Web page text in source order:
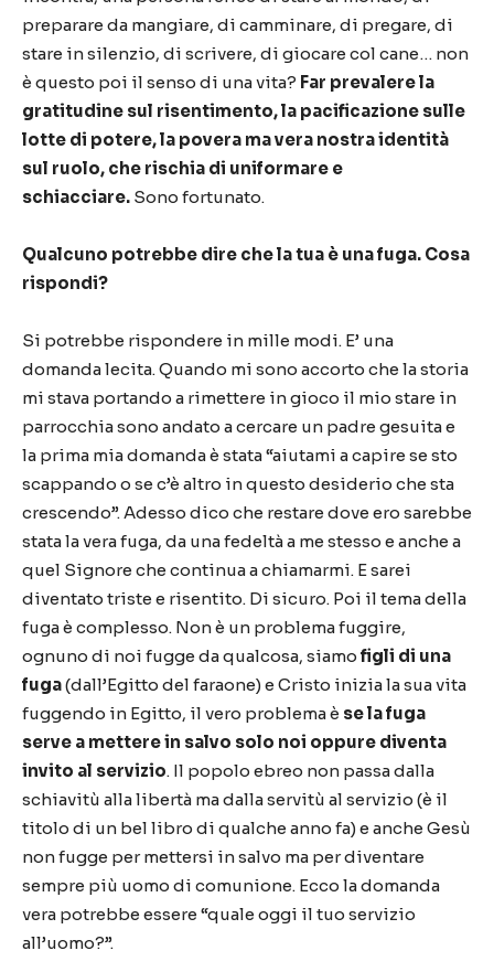
preparare da mangiare, di camminare, di pregare, di
stare in silenzio, di scrivere, di giocare col cane… non
è questo poi il senso di una vita? Far prevalere la
gratitudine sul risentimento, la pacificazione sulle
lotte di potere, la povera ma vera nostra identità
sul ruolo, che rischia di uniformare e
schiacciare. Sono fortunato.
Qualcuno potrebbe dire che la tua è una fuga. Cosa
rispondi?
Si potrebbe rispondere in mille modi. E’ una
domanda lecita. Quando mi sono accorto che la storia
mi stava portando a rimettere in gioco il mio stare in
parrocchia sono andato a cercare un padre gesuita e
la prima mia domanda è stata “aiutami a capire se sto
scappando o se c’è altro in questo desiderio che sta
crescendo”. Adesso dico che restare dove ero sarebbe
stata la vera fuga, da una fedeltà a me stesso e anche a
quel Signore che continua a chiamarmi. E sarei
diventato triste e risentito. Di sicuro. Poi il tema della
fuga è complesso. Non è un problema fuggire,
ognuno di noi fugge da qualcosa, siamo figli di una
fuga(dall’Egitto del faraone) e Cristo inizia la sua vita
fuggendo in Egitto, il vero problema è se la fuga
serve a mettere in salvo solo noi oppure diventa
invito al servizio. Il popolo ebreo non passa dalla
schiavitù alla libertà ma dalla servitù al servizio (è il
titolo di un bel libro di qualche anno fa) e anche Gesù
non fugge per mettersi in salvo ma per diventare
sempre più uomo di comunione. Ecco la domanda
vera potrebbe essere “quale oggi il tuo servizio
all’uomo?”.